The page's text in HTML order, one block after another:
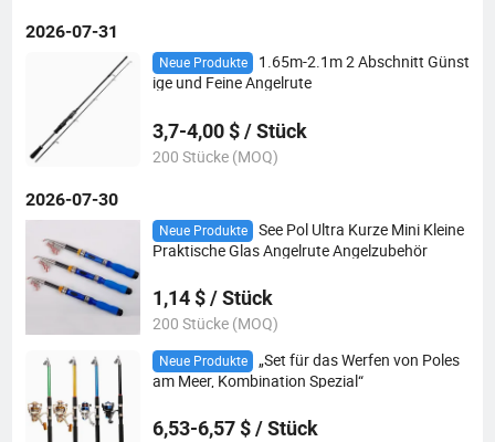
2026-07-31
Neue Produkte
1.65m-2.1m 2 Abschnitt Günst
ige und Feine Angelrute
3,7-4,00 $ / Stück
200 Stücke (MOQ)
2026-07-30
Neue Produkte
See Pol Ultra Kurze Mini Kleine
Praktische Glas Angelrute Angelzubehör
1,14 $ / Stück
200 Stücke (MOQ)
Neue Produkte
„Set für das Werfen von Poles
am Meer, Kombination Spezial“
6,53-6,57 $ / Stück